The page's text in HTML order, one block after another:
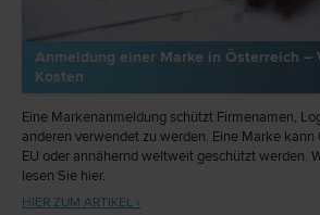
Anmeldung einer Marke in Österreich –
Kosten
Eine Markenanmeldung schützt Firmenamen,
anderen verwendet zu werden. Eine Marke
EU oder annähernd weltweit geschützt werden.
lesen Sie hier.
HIER ZUM ARTIKEL ›